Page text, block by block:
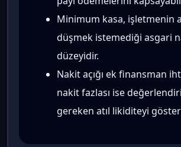
Minimum kasa, işletmenin
düşmek istemediği asgari
düzeyidir.
Nakit açığı ek finansman
nakit fazlası ise
gereken atıl likiditeyi